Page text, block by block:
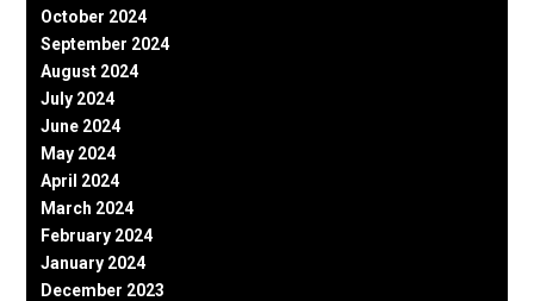
October 2024
September 2024
August 2024
July 2024
June 2024
May 2024
April 2024
March 2024
February 2024
January 2024
December 2023